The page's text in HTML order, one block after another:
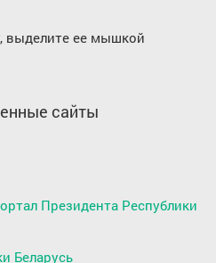
выделите ее мышкой
сайты
Президента Республики
Беларусь